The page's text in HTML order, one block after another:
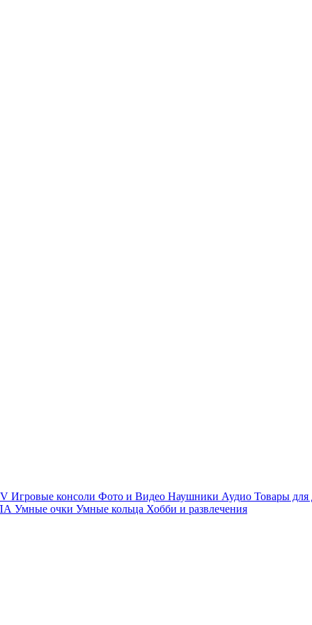
Игровые консоли Фото и Видео Наушники Аудио Товары для
Умные очки Умные кольца Хобби и развлечения